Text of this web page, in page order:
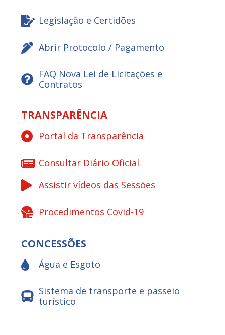
Legislação e Certidões
Abrir Protocolo / Pagamento
FAQ Nova Lei de Licitações e
Contratos
TRANSPARÊNCIA
Portal da Transparência
Consultar Diário Oficial
Assistir vídeos das Sessões
Procedimentos Covid-19
CONCESSÕES
Água e Esgoto
Sistema de transporte e passeio
turístico